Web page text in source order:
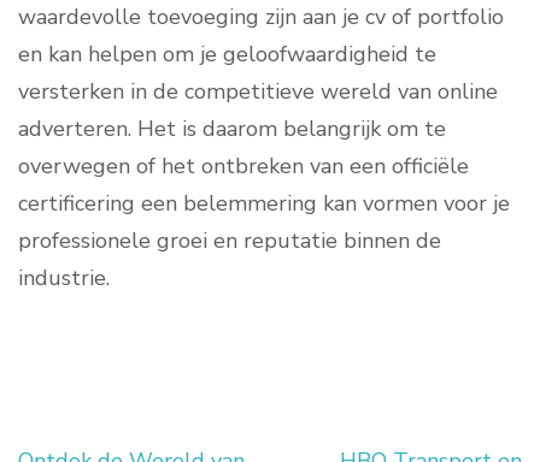
waardevolle toevoeging zijn aan je cv of portfolio
en kan helpen om je geloofwaardigheid te
versterken in de competitieve wereld van online
adverteren. Het is daarom belangrijk om te
overwegen of het ontbreken van een officiële
certificering een belemmering kan vormen voor je
professionele groei en reputatie binnen de
industrie.